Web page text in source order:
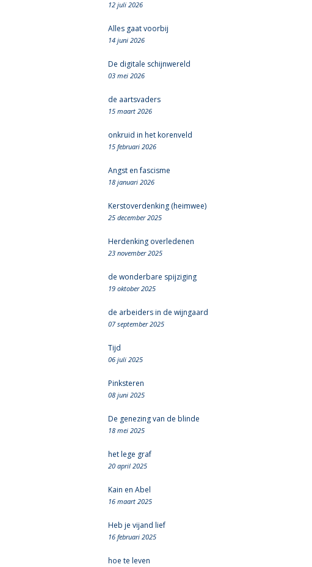
12 juli 2026
Alles gaat voorbij
14 juni 2026
De digitale schijnwereld
03 mei 2026
de aartsvaders
15 maart 2026
onkruid in het korenveld
15 februari 2026
Angst en fascisme
18 januari 2026
Kerstoverdenking (heimwee)
25 december 2025
Herdenking overledenen
23 november 2025
de wonderbare spijziging
19 oktober 2025
de arbeiders in de wijngaard
07 september 2025
Tijd
06 juli 2025
Pinksteren
08 juni 2025
De genezing van de blinde
18 mei 2025
het lege graf
20 april 2025
Kain en Abel
16 maart 2025
Heb je vijand lief
16 februari 2025
hoe te leven